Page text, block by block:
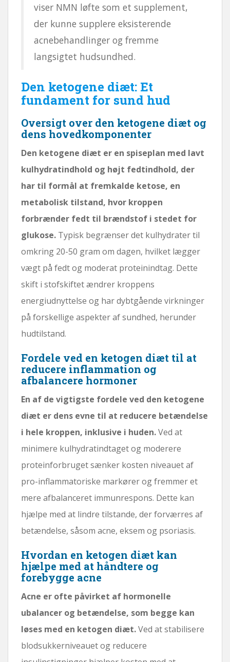
viser NMN løfte som et supplement,
der kunne supplere eksisterende
acnebehandlinger og fremme
langsigtet hudsundhed.
Den ketogene diæt: Et
fundament for sund hud
Oversigt over den ketogene diæt og
dens hovedkomponenter
Den ketogene diæt er en spiseplan med lavt
kulhydratindhold og højt fedtindhold, der
har til formål at fremkalde ketose, en
metabolisk tilstand, hvor kroppen
forbrænder fedt til brændstof i stedet for
glukose. Typisk begrænser det kulhydrater til
omkring 20-50 gram om dagen, hvilket lægger
vægt på fedt og moderat proteinindtag. Dette
skift i stofskiftet ændrer kroppens
energiudnyttelse og har dybtgående virkninger
på forskellige aspekter af sundhed, herunder
hudtilstand.
Fordele ved en ketogen diæt til at
reducere inflammation og
afbalancere hormoner
En af de vigtigste fordele ved den ketogene
diæt er dens evne til at reducere betændelse
i hele kroppen, inklusive i huden.Ved at
minimere kulhydratindtaget og moderere
proteinforbruget sænker kosten niveauet af
pro-inflammatoriske markører og fremmer et
mere afbalanceret immunrespons. Dette kan
hjælpe med at lindre tilstande, der forværres af
betændelse, såsom acne, eksem og psoriasis.
Hvordan en ketogen diæt kan
hjælpe med at håndtere og
forebygge acne
Acne er ofte påvirket af hormonelle
ubalancer og betændelse, som begge kan
løses med en ketogen diæt.Ved at stabilisere
blodsukkerniveauet og reducere